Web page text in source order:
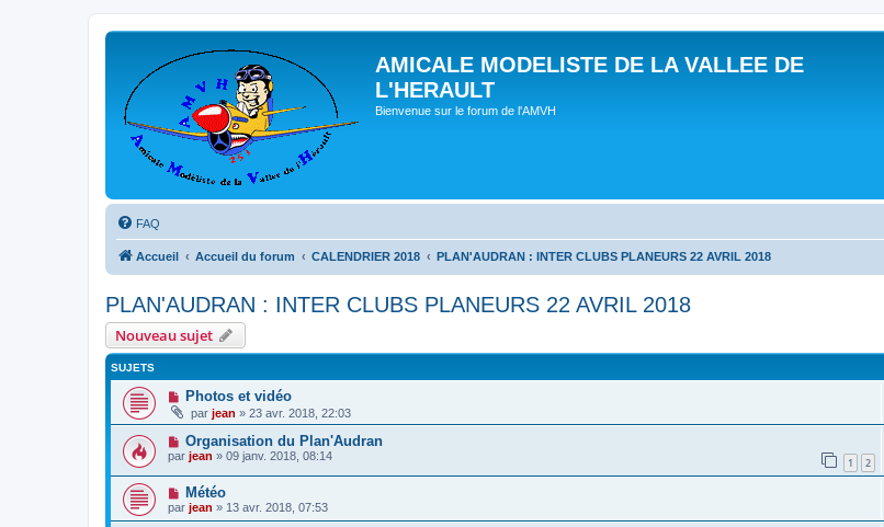
AMICALE MODELISTE DE LA VALLEE DE
L'HERAULT
Bienvenue sur le forum de l'AMVH
FAQ
Accueil Accueil du forum CALENDRIER 2018 PLAN'AUDRAN : INTER CLUBS PLANEURS 22 AVRIL 2018
PLAN'AUDRAN : INTER CLUBS PLANEURS 22 AVRIL 2018
Nouveau sujet
SUJETS
Photos et vidéo
par jean » 23 avr. 2018, 22:03
Organisation du Plan'Audran
par jean » 09 janv. 2018, 08:14 1 2
Météo
par jean » 13 avr. 2018, 07:53